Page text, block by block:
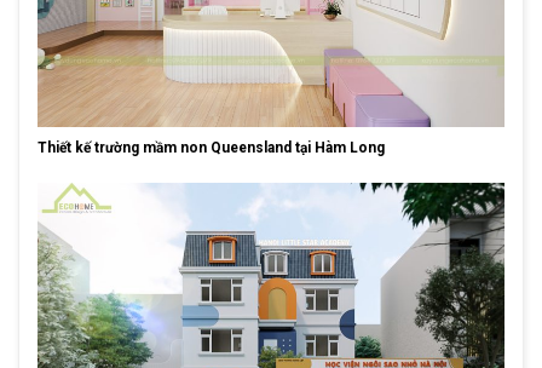
Thiết kế trường mầm non Queensland tại Hàm Long